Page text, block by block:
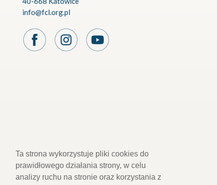
info@fcl.org.pl
Ta strona wykorzystuje pliki cookies do
prawidłowego działania strony, w celu
analizy ruchu na stronie oraz korzystania z